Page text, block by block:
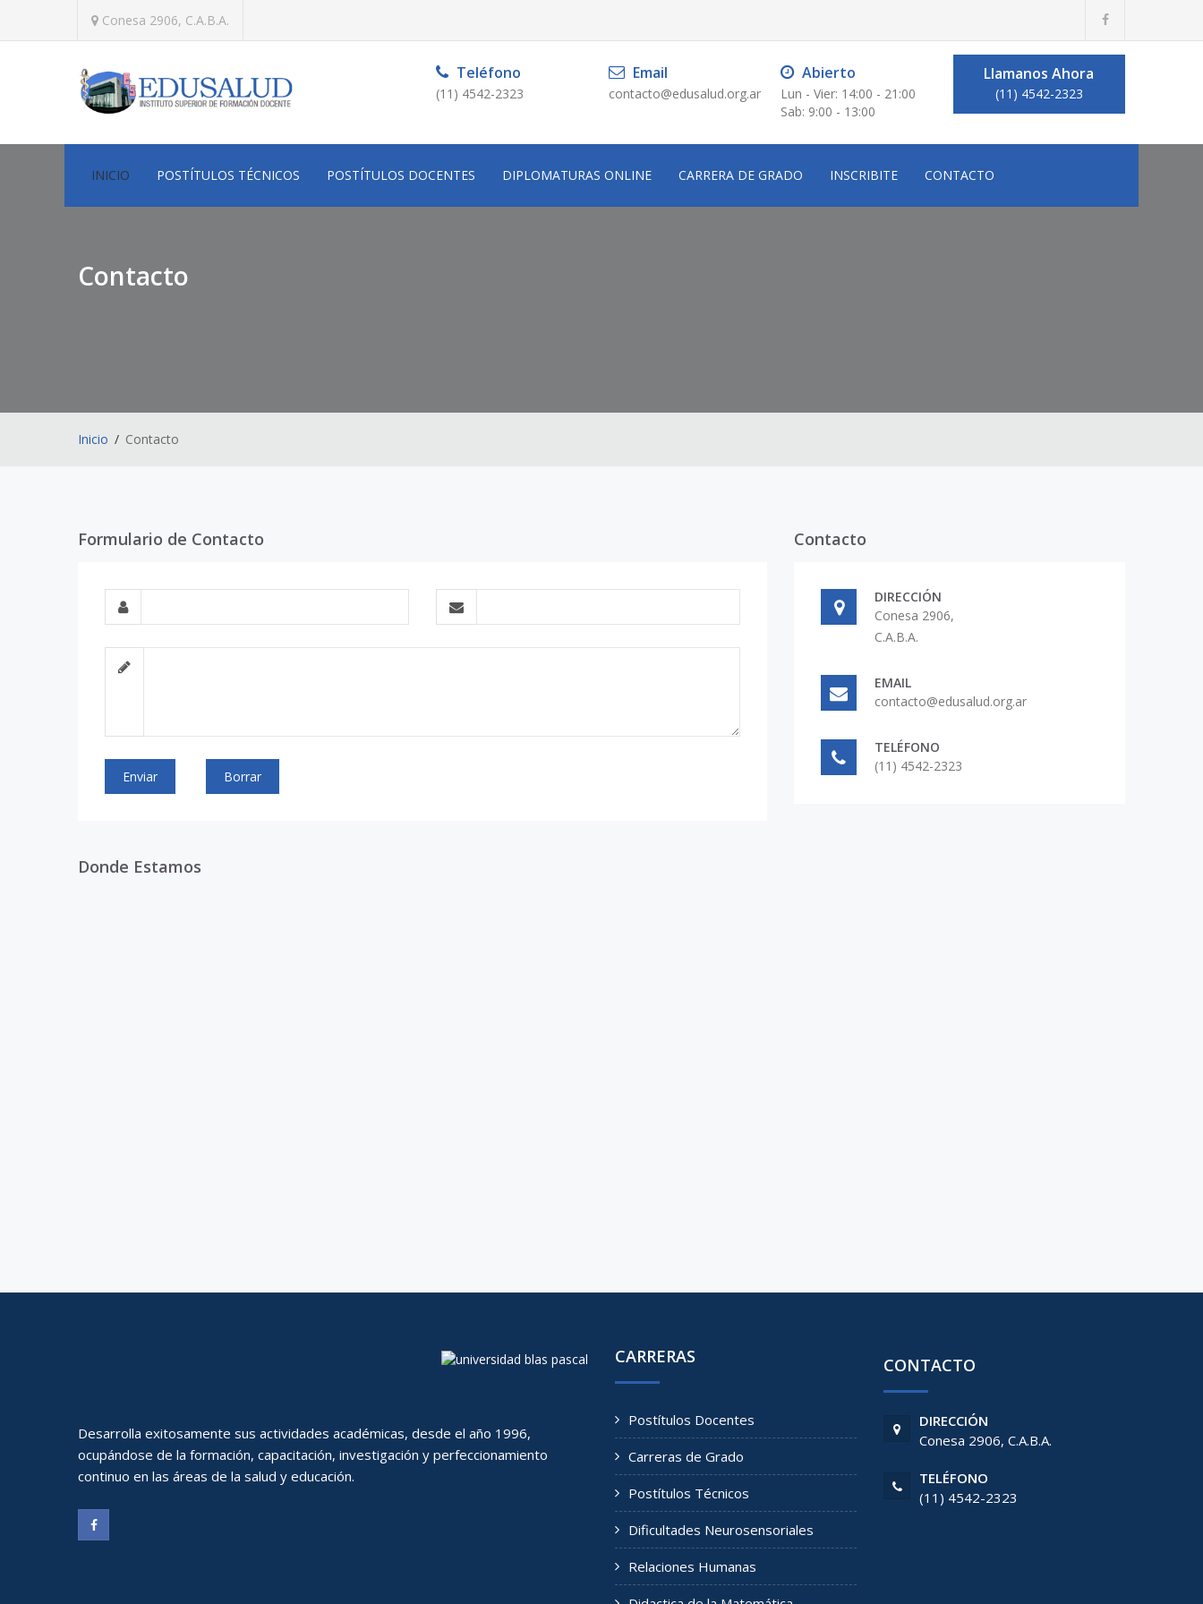
Conesa 2906, C.A.B.A.
Teléfono
(11) 4542-2323
Email
contacto@edusalud.org.ar
Abierto
Lun - Vier: 14:00 - 21:00
Sab: 9:00 - 13:00
Llamanos Ahora
(11) 4542-2323
INICIO POSTÍTULOS TÉCNICOS POSTÍTULOS DOCENTES DIPLOMATURAS ONLINE CARRERA DE GRADO INSCRIBITE CONTACTO
Contacto
Inicio Contacto
Formulario de Contacto
Enviar Borrar
Contacto
DIRECCIÓN
Conesa 2906,
C.A.B.A.
EMAIL
contacto@edusalud.org.ar
TELÉFONO
(11) 4542-2323
Donde Estamos
Desarrolla exitosamente sus actividades académicas, desde el año 1996,
ocupándose de la formación, capacitación, investigación y perfeccionamiento
continuo en las áreas de la salud y educación.
CARRERAS
Postítulos Docentes
Carreras de Grado
Postítulos Técnicos
Dificultades Neurosensoriales
Relaciones Humanas
CONTACTO
DIRECCIÓN
Conesa 2906, C.A.B.A.
TELÉFONO
(11) 4542-2323